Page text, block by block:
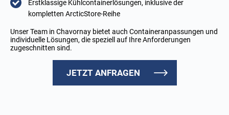
Erstklassige Kühlcontainerlösungen, inklusive der
kompletten ArcticStore-Reihe
Unser Team in Chavornay bietet auch Containeranpassungen und
individuelle Lösungen, die speziell auf Ihre Anforderungen
zugeschnitten sind.
JETZT ANFRAGEN